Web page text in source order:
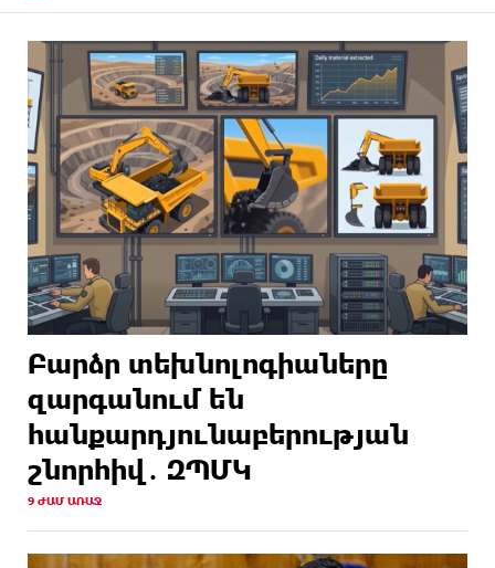
Բարձր տեխնոլոգիաները
զարգանում են
հանքարդյունաբերության
շնորհիվ․ ԶՊՄԿ
9 ԺԱՄ ԱՌԱՋ